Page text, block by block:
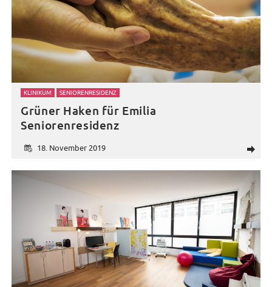
d
18. November 2019
KLINIKUM SENIORENRESIDENZ
Grüner Haken für Emilia
Seniorenresidenz